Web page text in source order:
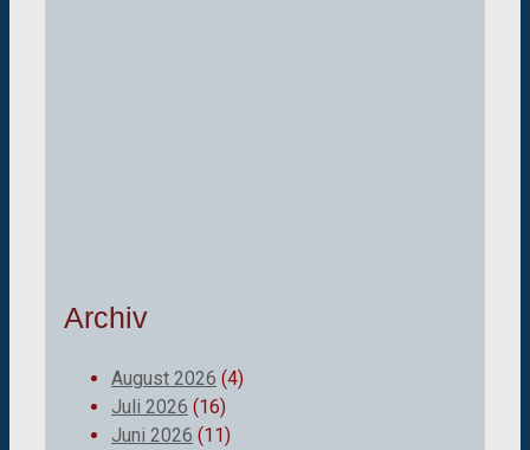
Archiv
August 2026 (4)
Juli 2026 (16)
Juni 2026 (11)